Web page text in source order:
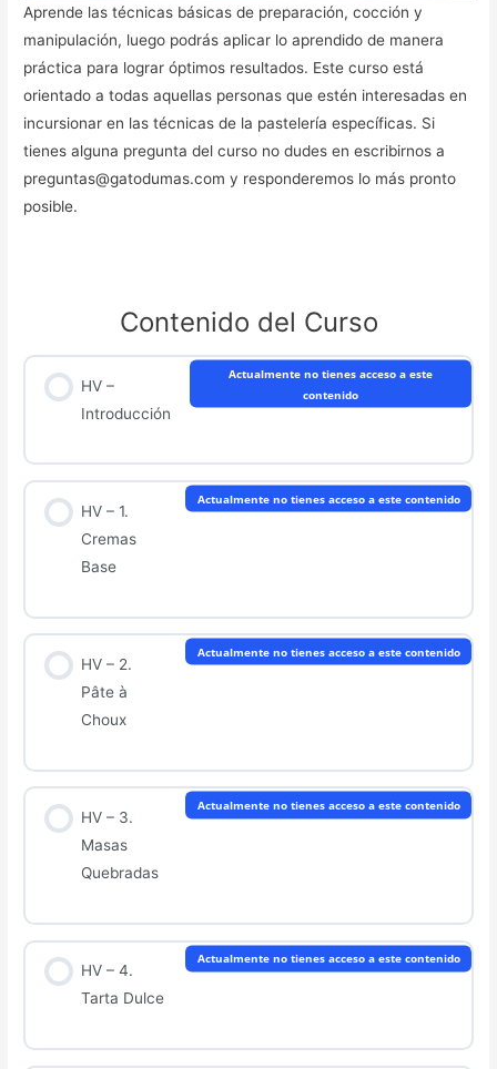
Aprende las técnicas básicas de preparación, cocción y
manipulación, luego podrás aplicar lo aprendido de manera
práctica para lograr óptimos resultados. Este curso está
orientado a todas aquellas personas que estén interesadas en
incursionar en las técnicas de la pastelería específicas. Si
tienes alguna pregunta del curso no dudes en escribirnos a
preguntas@gatodumas.com y responderemos lo más pronto
posible.
Contenido del Curso
HV –
Introducción
Actualmente no tienes acceso a este
contenido
HV – 1.
Cremas
Base
Actualmente no tienes acceso a este contenido
HV – 2.
Pâte à
Choux
Actualmente no tienes acceso a este contenido
HV – 3.
Masas
Quebradas
Actualmente no tienes acceso a este contenido
HV – 4.
Tarta Dulce
Actualmente no tienes acceso a este contenido